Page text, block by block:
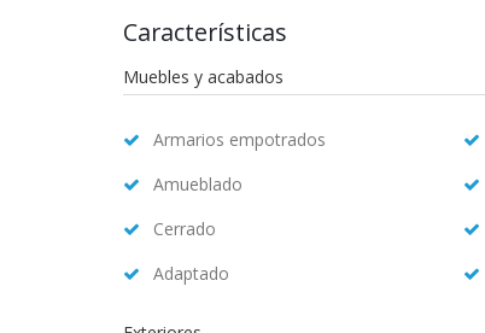
Características
Muebles y acabados
Armarios empotrados
Amueblado
Cerrado
Adaptado